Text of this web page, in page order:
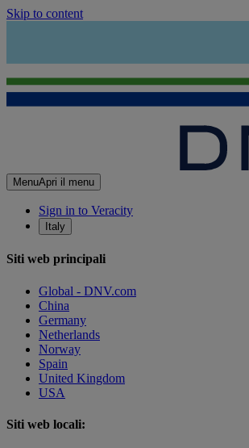
Skip to content
MenuApri il menu
Sign in to Veracity
Italy
Siti web principali
Global - DNV.com
China
Germany
Netherlands
Norway
Spain
United Kingdom
USA
Siti web locali: